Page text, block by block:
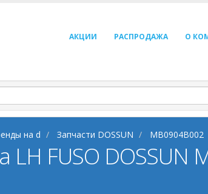
АКЦИИ РАСПРОДАЖА О
на d Запчасти DOSSUN MB0904B002
FUSO DOSSUN